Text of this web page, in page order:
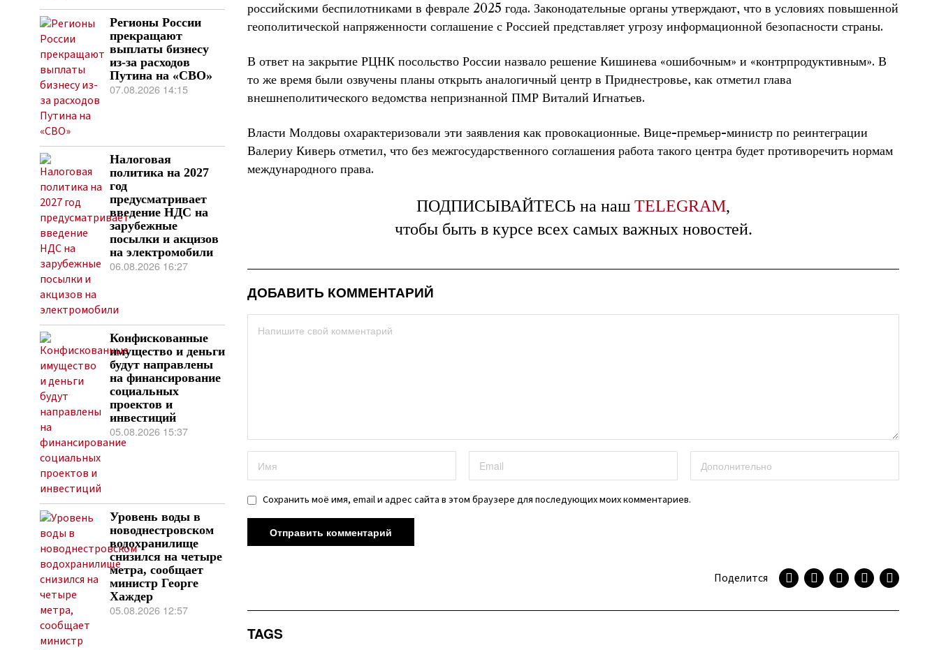
российскими беспилотниками в феврале 2025 года. Законодательные органы утверждают, что в условиях повышенной
геополитической напряженности соглашение с Россией представляет угрозу информационной безопасности страны.
В ответ на закрытие РЦНК посольство России назвало решение Кишинева «ошибочным» и «контрпродуктивным». В
то же время были озвучены планы открыть аналогичный центр в Приднестровье, как отметил глава
внешнеполитического ведомства непризнанной ПМР Виталий Игнатьев.
Власти Молдовы охарактеризовали эти заявления как провокационные. Вице-премьер-министр по реинтеграции
Валериу Киверь отметил, что без межгосударственного соглашения работа такого центра будет противоречить нормам
международного права.
ПОДПИСЫВАЙТЕСЬ на наш TELEGRAM,
чтобы быть в курсе всех самых важных новостей.
ДОБАВИТЬ КОММЕНТАРИЙ
Сохранить моё имя, email и адрес сайта в этом браузере для последующих моих комментариев.
Поделится
TAGS
Регионы России
прекращают
выплаты бизнесу
из-за расходов
Путина на «СВО»
07.08.2026 14:15
Налоговая
политика на 2027
год
предусматривает
введение НДС на
зарубежные
посылки и акцизов
на электромобили
06.08.2026 16:27
Конфискованные
имущество и деньги
будут направлены
на финансирование
социальных
проектов и
инвестиций
05.08.2026 15:37
Уровень воды в
новоднестровском
водохранилище
снизился на четыре
метра, сообщает
министр Георге
Хаждер
05.08.2026 12:57